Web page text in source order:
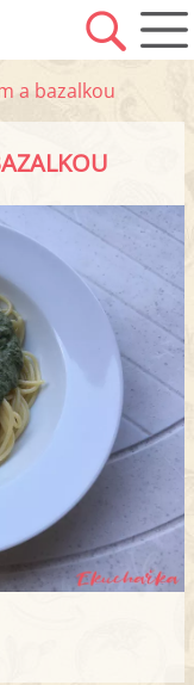
a bazalkou